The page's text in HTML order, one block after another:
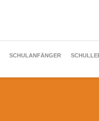
SCHULANFÄNGER